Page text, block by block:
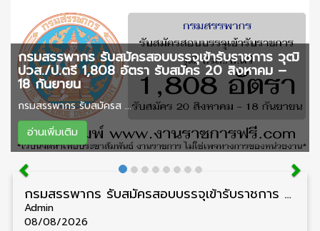
กรมสรรพากร รับสมัครสอบบรรจุเข้ารับราชการ วุฒิ
ปวส./ป.ตรี 1,808 อัตรา รับสมัคร 20 สิงหาคม –
18 กันยายน
กรมสรรพากร รับสมัครส ...
อ่านเพิ่มเติม
กรมสรรพากร รับสมัครสอบบรรจุเข้ารับราชการ วุฒิ ปวส./ป.ตรี 1,808 อัตรา รับสมัคร 20 สิงหาคม – 18 กันยายน
Admin
08/08/2026